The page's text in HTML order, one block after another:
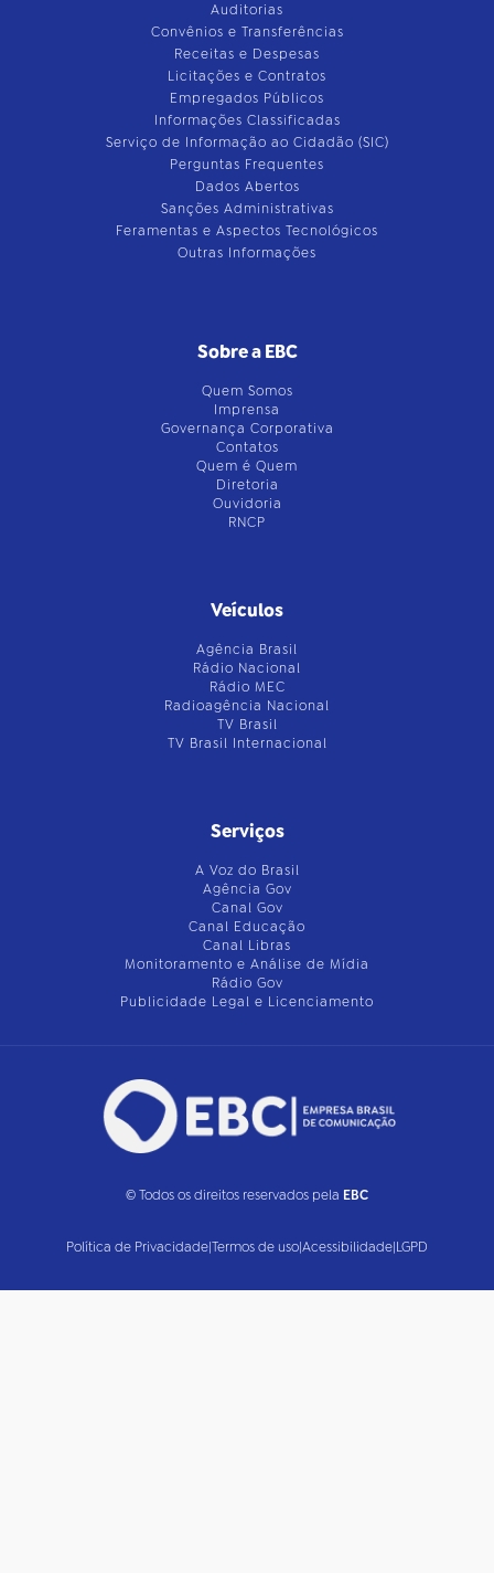
Auditorias
Convênios e Transferências
Receitas e Despesas
Licitações e Contratos
Empregados Públicos
Informações Classificadas
Serviço de Informação ao Cidadão (SIC)
Perguntas Frequentes
Dados Abertos
Sanções Administrativas
Feramentas e Aspectos Tecnológicos
Outras Informações
Sobre a EBC
Quem Somos
Imprensa
Governança Corporativa
Contatos
Quem é Quem
Diretoria
Ouvidoria
RNCP
Veículos
Agência Brasil
Rádio Nacional
Rádio MEC
Radioagência Nacional
TV Brasil
TV Brasil Internacional
Serviços
A Voz do Brasil
Agência Gov
Canal Gov
Canal Educação
Canal Libras
Monitoramento e Análise de Mídia
Rádio Gov
Publicidade Legal e Licenciamento
© Todos os direitos reservados pela EBC
Política de Privacidade|Termos de uso|Acessibilidade|LGPD